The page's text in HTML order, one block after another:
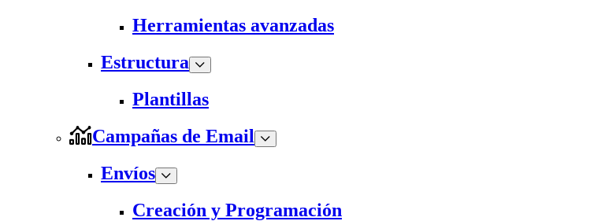
Herramientas avanzadas
Estructura
Plantillas
Campañas de Email
Envíos
Creación y Programación